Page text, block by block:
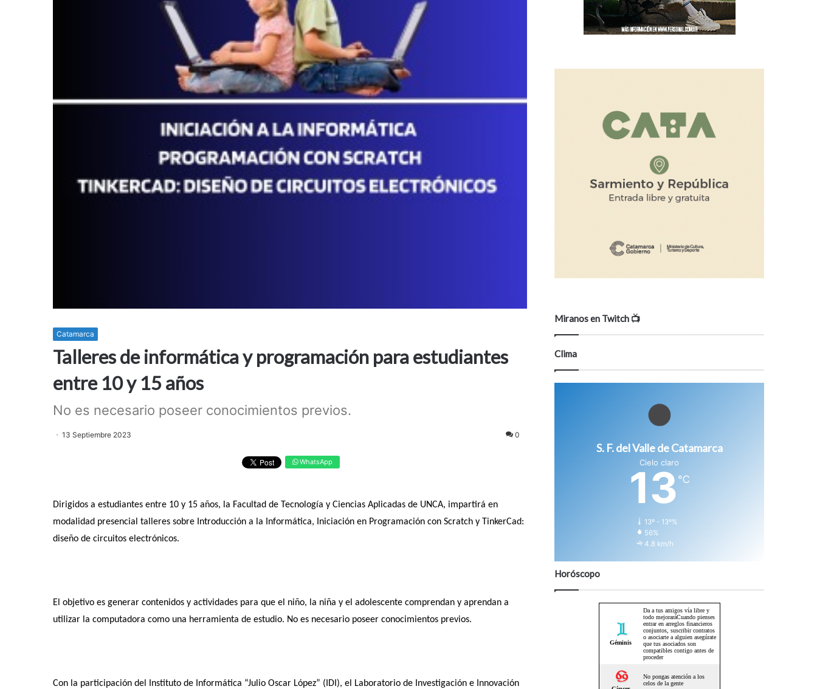
Catamarca
Talleres de informática y programación para estudiantes
entre 10 y 15 años
No es necesario poseer conocimientos previos.
13 Septiembre 2023 0
WhatsApp
Dirigidos a estudiantes entre 10 y 15 años, la Facultad de Tecnología y Ciencias Aplicadas de UNCA, impartirá en
modalidad presencial talleres sobre Introducción a la Informática, Iniciación en Programación con Scratch y TinkerCad:
diseño de circuitos electrónicos.
El objetivo es generar contenidos y actividades para que el niño, la niña y el adolescente comprendan y aprendan a
utilizar la computadora como una herramienta de estudio. No es necesario poseer conocimientos previos.
Con la participación del Instituto de Informática “Julio Oscar López” (IDI), el Laboratorio de Investigación e Innovación
Miranos en Twitch 📺
Clima
S. F. del Valle de Catamarca
Cielo claro
13 ℃
13º - 13º%
56%
4.8 km/h
Horóscopo